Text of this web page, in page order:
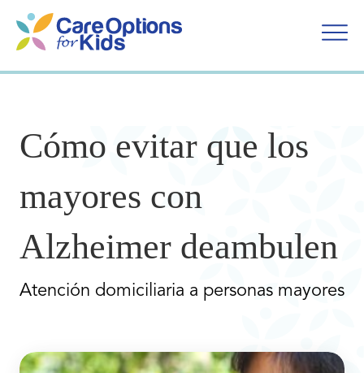
contenido
Cómo evitar que los
mayores con
Alzheimer deambulen
Atención domiciliaria a personas mayores